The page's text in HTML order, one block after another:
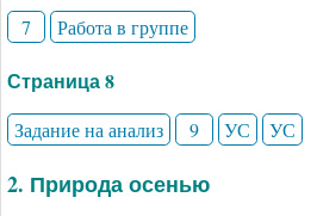
7 Работа в группе
Страница 8
Задание на анализ 9 УС УС
2. Природа осенью